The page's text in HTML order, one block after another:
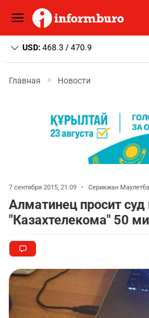
USD: 468.3 / 470.9
Главная Новости
7 сентября 2015, 21:09 • Серикжан
Алматинец просит суд
"Казахтелекома" 50